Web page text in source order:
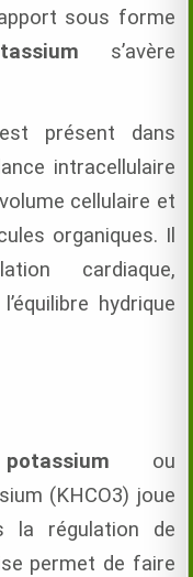
sous forme
s’avère
présent dans
intracellulaire
cellulaire et
organiques. Il
cardiaque,
hydrique
ou
(KHCO3) joue
la régulation de
permet de faire